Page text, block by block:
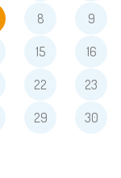
8 9
15 16
22 23
29 30